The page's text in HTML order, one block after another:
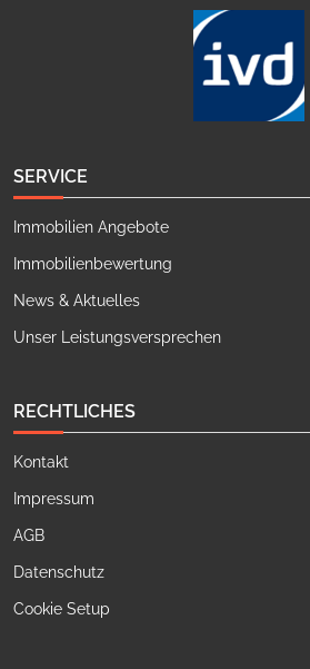
SERVICE
Immobilien Angebote
Immobilienbewertung
News & Aktuelles
Unser Leistungsversprechen
RECHTLICHES
Kontakt
Impressum
AGB
Datenschutz
Cookie Setup